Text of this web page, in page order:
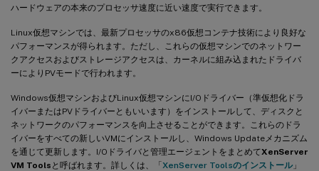
ハードウェアの本来のプロセッサ速度に近い速度で実行できます。
Linux仮想マシンでは、最新プロセッサのx86仮想コンテナ技術により良好な
パフォーマンスが得られます。ただし、これらの仮想マシンでのネットワー
クアクセスおよびストレージアクセスは、カーネルに組み込まれたドライバ
ーによりPVモードで行われます。
Windows仮想マシンおよびLinux仮想マシンにI/Oドライバー（準仮想化ドラ
イバーまたはPVドライバーともいいます）をインストールして、ディスクと
ネットワークのパフォーマンスを向上させることができます。これらのドラ
イバーをすべての新しいVMにインストールし、Windows Updateメカニズム
を通じて更新します。I/Oドライバと管理エージェントをまとめてXenServer
VM Tools と呼ばれます。詳しくは、「XenServer Toolsのインストール」